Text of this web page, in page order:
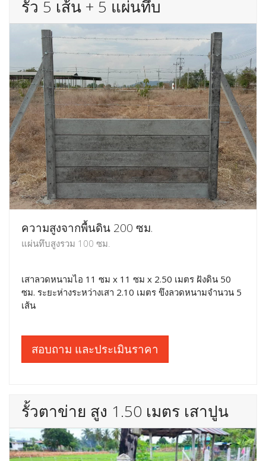
รั้ว 5 เส้น + 5 แผ่นทึบ
ความสูงจากพื้นดิน 200 ซม.
แผ่นทึบสูงรวม 100 ซม.
เสาลวดหนามไอ 11 ซม x 11 ซม x 2.50 เมตร ฝังดิน 50
ซม. ระยะห่างระหว่างเสา 2.10 เมตร ขึงลวดหนามจำนวน 5
เส้น
สอบถาม และประเมินราคา
รั้วตาข่าย สูง 1.50 เมตร เสาปูน